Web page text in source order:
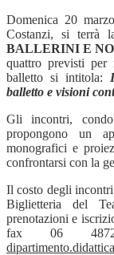
Domenica 20
Costanzi, si terrà
BALLERINI E
quattro previsti
balletto si intitola:
balletto e visioni
Gli incontri,
propongono un
monografici e
confrontarsi con la
Il costo degli
Biglietteria del
prenotazioni e
fax 06